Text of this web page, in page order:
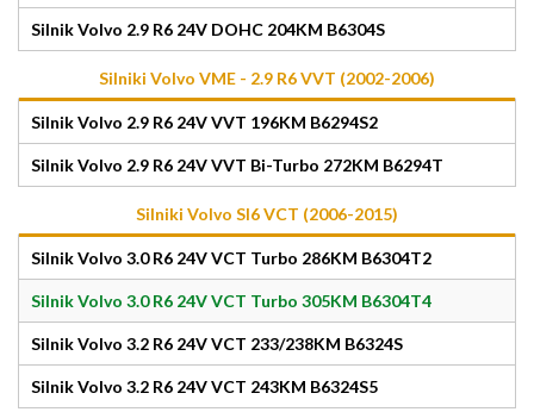
Silnik Volvo 2.9 R6 24V DOHC 204KM B6304S
Silniki Volvo VME - 2.9 R6 VVT (2002-2006)
Silnik Volvo 2.9 R6 24V VVT 196KM B6294S2
Silnik Volvo 2.9 R6 24V VVT Bi-Turbo 272KM B6294T
Silniki Volvo SI6 VCT (2006-2015)
Silnik Volvo 3.0 R6 24V VCT Turbo 286KM B6304T2
Silnik Volvo 3.0 R6 24V VCT Turbo 305KM B6304T4
Silnik Volvo 3.2 R6 24V VCT 233/238KM B6324S
Silnik Volvo 3.2 R6 24V VCT 243KM B6324S5